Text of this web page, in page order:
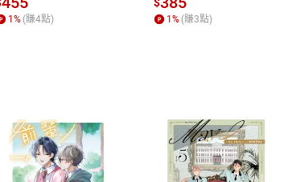
1% (賺4點)
何形塑人類生活【電子
書】
1% (賺3點)